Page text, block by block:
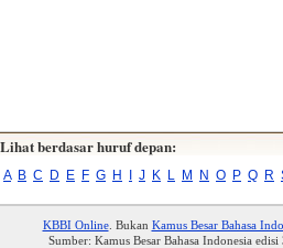
Lihat berdasar huruf depan:
A B C D E F G H J K L M N O P Q R
KBBI Online. Bukan Kamus Besar Bahasa
Sumber: Kamus Besar Bahasa Indonesia edisi